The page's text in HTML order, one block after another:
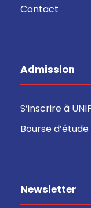
Contact
Admission
S’inscrire à
Bourse d’étude
Newsletter